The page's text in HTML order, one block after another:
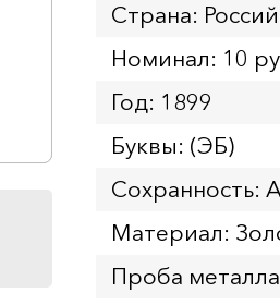
Страна:
Номинал: 10
Год: 1899
Буквы: (ЭБ)
Сохранность:
Материал:
Проба